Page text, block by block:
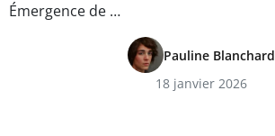
Émergence de …
Pauline Blanchard
18 janvier 2026